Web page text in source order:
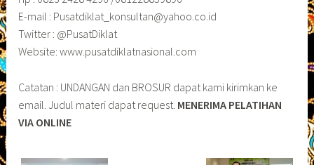
E-mail : Pusatdiklat_konsultan@yahoo.co.id
Twitter : @PusatDiklat
Website: www.pusatdiklatnasional.com
Catatan : UNDANGAN dan BROSUR dapat kami kirimkan ke
email. Judul materi dapat request. MENERIMA PELATIHAN
VIA ONLINE